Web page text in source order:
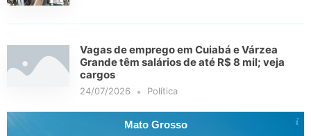
Vagas de emprego em Cuiabá e Várzea
Grande têm salários de até R$ 8 mil; veja
cargos
24/07/2026 Política
Mato Grosso